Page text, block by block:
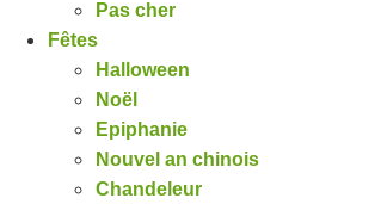
Pas cher
Fêtes
Halloween
Noël
Epiphanie
Nouvel an chinois
Chandeleur